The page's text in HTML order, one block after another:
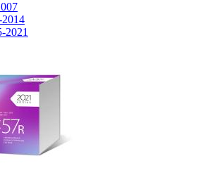
2021